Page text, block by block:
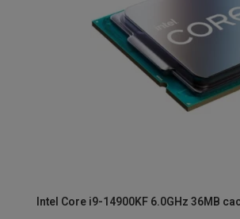
Intel Core i9-14900KF 6.0GHz 36MB